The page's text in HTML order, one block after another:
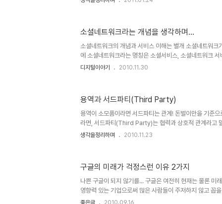
방통위의 이러한 발표로 SNS를 사용하는 사람들이 크게
의 이런 SNS에 대한 경고성 발표가 SNS에 대한 위화감
건 아닌가 ..
소셜네트워크라는 개념을 생각하며...
소셜네트워크의 개념과 서비스 이해는 별개 소셜네트워크
에 소셜네트워크라는 명칭은 소셜서비스, 소셜네트워크 서
소셜커머스, 소셜미디어, 소셜앱스, 소셜게임 등등 여러 형
화되고 페이스북과 트위터가 인기를 끌면서 소셜네트워크
르겠습니다. 그러나 세상의 흐름이 -기술을 포함하여- 그
나 트위터가 현재의 모..
디지털이야기 2010.11.30
용역과 서드파티(Third Party)
용역이 소모품이라면 서드파티는 관계! 돈벌이만을 기준으
라면, 서드파티(Third Party)는 협력과 상호적 관계라고
은 모르지만, 지금 우리 사회 전반에 잘못된 부분 하나는 바
숨을 담보해야 하고 때로 그 목숨을 희생해야한다는 억한
현실. 그 순간에도 지체 높은 양반들은 더 열심히 더 영민하
산..
생각을정리하며 2010.11.23
구글의 미래가 걱정스런 이유 2가지
나쁜 구글이 되지 않기를... 구글은 여전히 현재는 물론 미
영향력 있는 기업으로써 많은 사람들이 주저하지 않고 꼽
름이라는 생각... 저 역시 인정해왔고 지금도 그 생각에는
좋은글 2010.09.16